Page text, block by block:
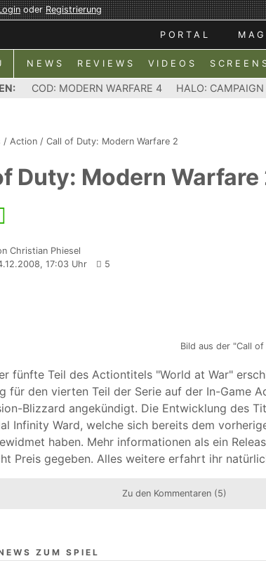
oderRegistrierung
PORTAL
NEWS REVIEWS VIDEOS
COD: MODERN WARFARE 4 HALO: CAMPAIGN
/ Action / Call of Duty: Modern Warfare 2
Duty: Modern
Christian Phiesel
17:03 Uhr
5
Bild aus der "Call
fünfte Teil des Actiontitels "World at War"
für den vierten Teil der Serie auf der In-Game
Blizzard angekündigt. Die Entwicklung des
Infinity Ward, welche sich bereits dem
haben. Mehr informationen als ein
Preis gegeben. Alles weitere erfahrt ihr
Zu den Kommentaren (5)
ZUM SPIEL